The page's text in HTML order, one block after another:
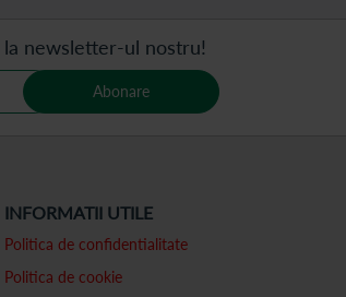
la newsletter-ul nostru!
Abonare
INFORMATII UTILE
Politica de confidentialitate
Politica de cookie